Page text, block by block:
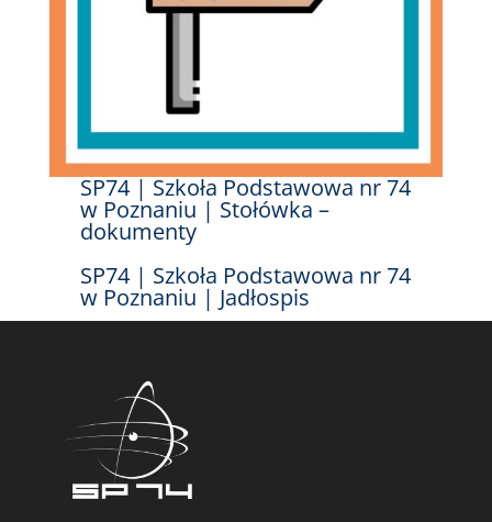
SP74 | Szkoła Podstawowa nr 74
w Poznaniu | Stołówka –
dokumenty
SP74 | Szkoła Podstawowa nr 74
w Poznaniu | Jadłospis